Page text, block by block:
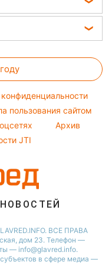
пользования сайтом
Архив
JTI
ВСЕ ПРАВА
дом 23. Телефон —
— info@glavred.info.
в сфере медиа —